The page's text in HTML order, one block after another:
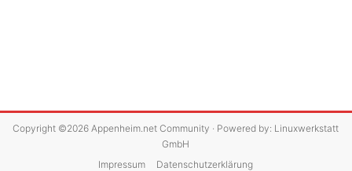
Copyright ©2026 Appenheim.net Community · Powered by: Linuxwerkstatt
GmbH
Impressum
Datenschutzerklärung